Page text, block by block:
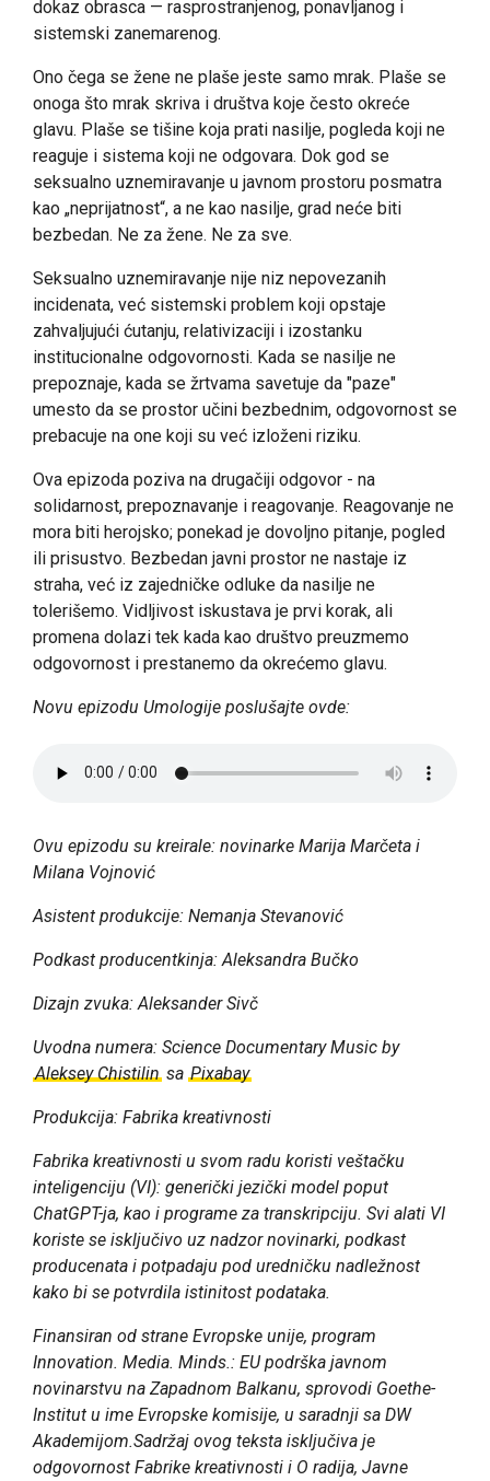
dokaz obrasca — rasprostranjenog, ponavljanog i
sistemski zanemarenog.
Ono čega se žene ne plaše jeste samo mrak. Plaše se
onoga što mrak skriva i društva koje često okreće
glavu. Plaše se tišine koja prati nasilje, pogleda koji ne
reaguje i sistema koji ne odgovara. Dok god se
seksualno uznemiravanje u javnom prostoru posmatra
kao „neprijatnost“, a ne kao nasilje, grad neće biti
bezbedan. Ne za žene. Ne za sve.
Seksualno uznemiravanje nije niz nepovezanih
incidenata, već sistemski problem koji opstaje
zahvaljujući ćutanju, relativizaciji i izostanku
institucionalne odgovornosti. Kada se nasilje ne
prepoznaje, kada se žrtvama savetuje da "paze"
umesto da se prostor učini bezbednim, odgovornost se
prebacuje na one koji su već izloženi riziku.
Ova epizoda poziva na drugačiji odgovor - na
solidarnost, prepoznavanje i reagovanje. Reagovanje ne
mora biti herojsko; ponekad je dovoljno pitanje, pogled
ili prisustvo. Bezbedan javni prostor ne nastaje iz
straha, već iz zajedničke odluke da nasilje ne
tolerišemo. Vidljivost iskustava je prvi korak, ali
promena dolazi tek kada kao društvo preuzmemo
odgovornost i prestanemo da okrećemo glavu.
Novu epizodu Umologije poslušajte ovde:
Ovu epizodu su kreirale: novinarke Marija Marčeta i
Milana Vojnović
Asistent produkcije: Nemanja Stevanović
Podkast producentkinja: Aleksandra Bučko
Dizajn zvuka: Aleksander Sivč
Uvodna numera: Science Documentary Music by
Aleksey Chistilin sa Pixabay
Produkcija: Fabrika kreativnosti
Fabrika kreativnosti u svom radu koristi veštačku
inteligenciju (VI): generički jezički model poput
ChatGPT-ja, kao i programe za transkripciju. Svi alati VI
koriste se isključivo uz nadzor novinarki, podkast
producenata i potpadaju pod uredničku nadležnost
kako bi se potvrdila istinitost podataka.
Finansiran od strane Evropske unije, program
Innovation. Media. Minds.: EU podrška javnom
novinarstvu na Zapadnom Balkanu, sprovodi Goethe-
Institut u ime Evropske komisije, u saradnji sa DW
Akademijom.Sadržaj ovog teksta isključiva je
odgovornost Fabrike kreativnosti i O radija, Javne